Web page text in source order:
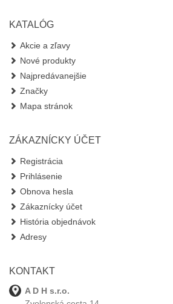
KATALÓG
Akcie a zľavy
Nové produkty
Najpredávanejšie
Značky
Mapa stránok
ZÁKAZNÍCKY ÚČET
Registrácia
Prihlásenie
Obnova hesla
Zákaznícky účet
História objednávok
Adresy
KONTAKT
A D H s.r.o.